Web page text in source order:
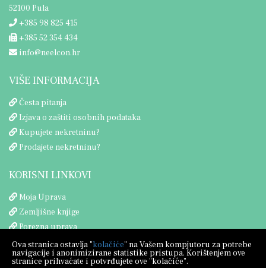
52100 Pula
+385 98 825 415
+385 52 354 434
info@neelcon.hr
VIŠE INFORMACIJA
Česta pitanja
Izjava o zaštiti osobnih podataka
Kupujete nekretninu?
Prodajete nekretninu?
KORISNI LINKOVI
Moja Uprava
Zemljišne knjige
Porezna uprava
Ova stranica ostavlja "kolačiće" na Vašem kompjutoru za potrebe
navigacije i anonimizirane statistike pristupa. Korištenjem ove
stranice prihvaćate i potvrđujete ove "kolačiće".